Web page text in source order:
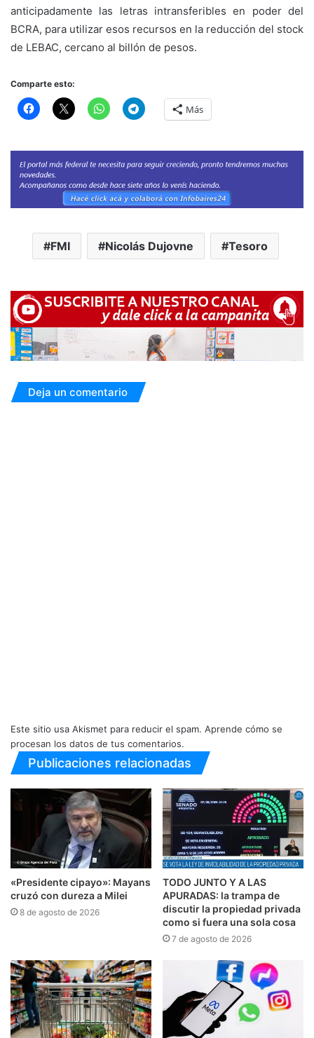
anticipadamente las letras intransferibles en poder del
BCRA, para utilizar esos recursos en la reducción del stock
de LEBAC, cercano al billón de pesos.
Comparte esto:
Más
FMI Nicolás Dujovne Tesoro
Deja un comentario
Este sitio usa Akismet para reducir el spam. Aprende cómo se
procesan los datos de tus comentarios.
Publicaciones relacionadas
«Presidente cipayo»: Mayans
cruzó con dureza a Milei
8 de agosto de 2026
TODO JUNTO Y A LAS
APURADAS: la trampa de
discutir la propiedad privada
como si fuera una sola cosa
7 de agosto de 2026